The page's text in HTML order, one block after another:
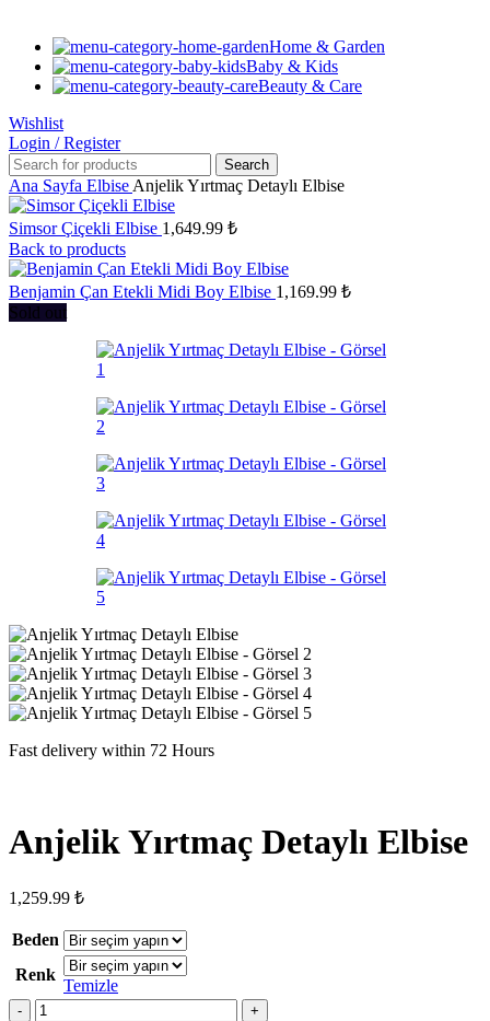
Home & Garden
Baby & Kids
Beauty & Care
Wishlist
Login / Register
Search
Ana Sayfa Elbise Anjelik Yırtmaç Detaylı Elbise
Simsor Çiçekli Elbise 1,649.99 ₺
Back to products
Benjamin Çan Etekli Midi Boy Elbise 1,169.99 ₺
Sold out
Fast delivery within 72 Hours
Anjelik Yırtmaç Detaylı Elbise
1,259.99 ₺
Beden
Renk
Temizle
Anjelik